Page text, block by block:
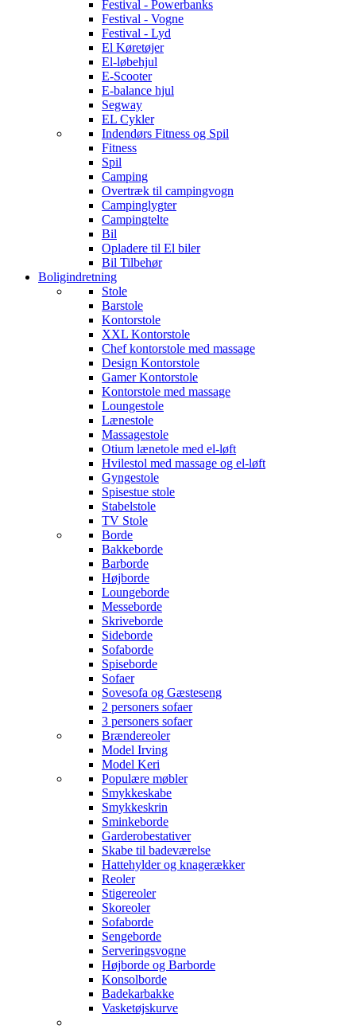
Festival - Powerbanks
Festival - Vogne
Festival - Lyd
El Køretøjer
El-løbehjul
E-Scooter
E-balance hjul
Segway
EL Cykler
Indendørs Fitness og Spil
Fitness
Spil
Camping
Overtræk til campingvogn
Campinglygter
Campingtelte
Bil
Opladere til El biler
Bil Tilbehør
Boligindretning
Stole
Barstole
Kontorstole
XXL Kontorstole
Chef kontorstole med massage
Design Kontorstole
Gamer Kontorstole
Kontorstole med massage
Loungestole
Lænestole
Massagestole
Otium lænetole med el-løft
Hvilestol med massage og el-løft
Gyngestole
Spisestue stole
Stabelstole
TV Stole
Borde
Bakkeborde
Barborde
Højborde
Loungeborde
Messeborde
Skriveborde
Sideborde
Sofaborde
Spiseborde
Sofaer
Sovesofa og Gæsteseng
2 personers sofaer
3 personers sofaer
Brændereoler
Model Irving
Model Keri
Populære møbler
Smykkeskabe
Smykkeskrin
Sminkeborde
Garderobestativer
Skabe til badeværelse
Hattehylder og knagerækker
Reoler
Stigereoler
Skoreoler
Sofaborde
Sengeborde
Serveringsvogne
Højborde og Barborde
Konsolborde
Badekarbakke
Vasketøjskurve